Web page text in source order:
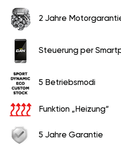
2 Jahre
Steuerung per
5 Betriebsmodi
Funktion „Heizung“
5 Jahre Garantie